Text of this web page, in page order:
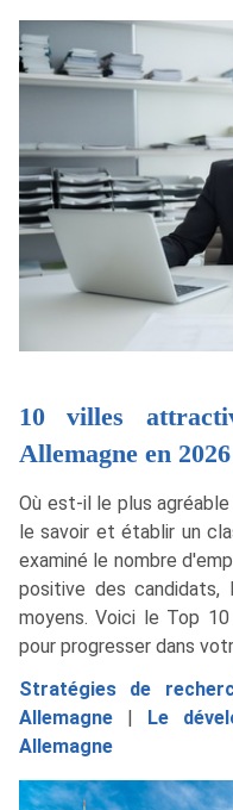
10 villes
Allemagne en 2026
Où est-il le plus
le savoir et établir un
examiné le nombre
positive des
moyens. Voici le Top
pour progresser dans
Stratégies de
Allemagne
Le
Allemagne